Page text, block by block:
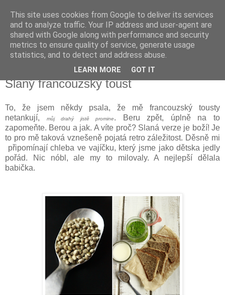
Delicious blog
Lucie
úterý 4. března 2014
Slaný francouzský toust
To, že jsem někdy psala, že mě francouzský tousty
netankují,
můj drahý jistě promine. Beru zpět, úplně na to
zapomeňte. Berou a jak. A víte proč? Slaná verze je boží! Je
to pro mě taková vznešeně pojatá retro záležitost. Děsně mi
připomínají chleba ve vajíčku, který jsme jako dětska jedly
pořád. Nic nóbl, ale my to milovaly. A nejlepší dělala
babička.
This site uses cookies from Google to deliver its services
and to analyze traffic. Your IP address and user-agent are
shared with Google along with performance and security
metrics to ensure quality of service, generate usage
statistics, and to detect and address abuse.
LEARN MORE GOT IT